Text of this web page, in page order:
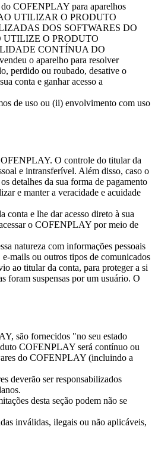
COFENPLAY para aparelhos
AO UTILIZAR O PRODUTO
DOS SOFTWARES DO
UTILIZE O PRODUTO
CONTÍNUA DO
o aparelho para resolver
perdido ou roubado, desative o
conta e ganhar acesso a
de uso ou (ii) envolvimento com uso
O controle do titular da
e intransferível. Além disso, caso o
detalhes da sua forma de pagamento
e manter a veracidade e acuidade
e lhe dar acesso direto à sua
o COFENPLAY por meio de
natureza com informações pessoais
mails ou outros tipos de comunicados
ao titular da conta, para proteger a si
foram suspensas por um usuário. O
são fornecidos "no seu estado
COFENPLAY será contínuo ou
do COFENPLAY (incluindo a
deverão ser responsabilizados
desta seção podem não se
inválidas, ilegais ou não aplicáveis,